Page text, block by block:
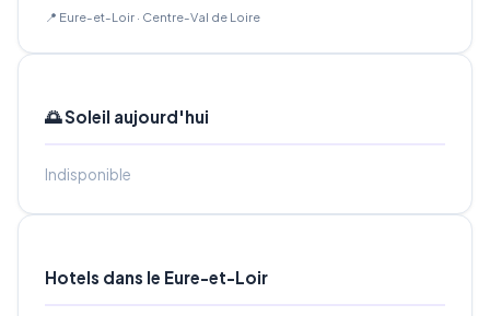
📍 Eure-et-Loir · Centre-Val de Loire
🌅 Soleil aujourd'hui
Indisponible
Hotels dans le Eure-et-Loir